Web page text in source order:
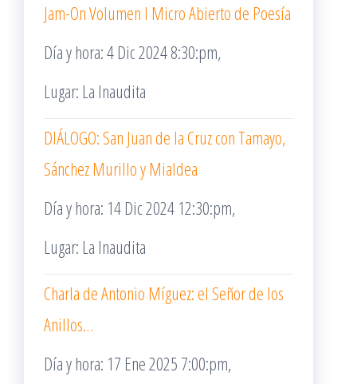
Jam-On Volumen I Micro Abierto de Poesía
Día y hora: 4 Dic 2024 8:30:pm,
Lugar: La Inaudita
DIÁLOGO: San Juan de la Cruz con Tamayo,
Sánchez Murillo y Mialdea
Día y hora: 14 Dic 2024 12:30:pm,
Lugar: La Inaudita
Charla de Antonio Míguez: el Señor de los
Anillos…
Día y hora: 17 Ene 2025 7:00:pm,